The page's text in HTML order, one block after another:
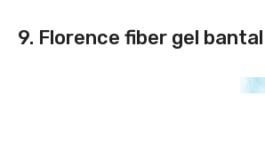
9. Florence fiber gel bantal